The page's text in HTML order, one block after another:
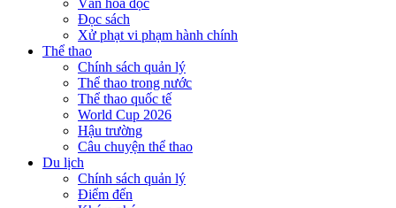
Văn hoá đọc
Đọc sách
Xử phạt vi phạm hành chính
Thể thao
Chính sách quản lý
Thể thao trong nước
Thể thao quốc tế
World Cup 2026
Hậu trường
Câu chuyện thể thao
Du lịch
Chính sách quản lý
Điểm đến